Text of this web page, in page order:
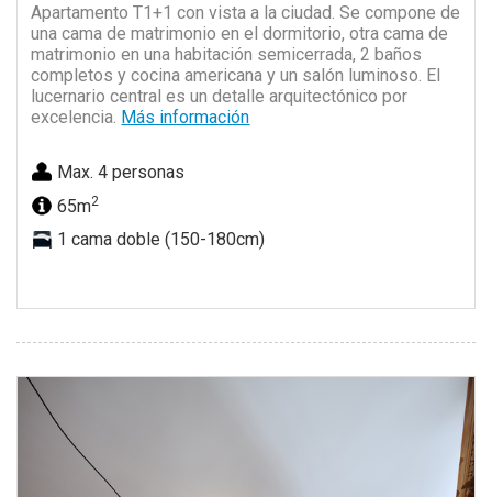
Apartamento T1+1 con vista a la ciudad. Se compone de
una cama de matrimonio en el dormitorio, otra cama de
matrimonio en una habitación semicerrada, 2 baños
completos y cocina americana y un salón luminoso. El
lucernario central es un detalle arquitectónico por
excelencia. Más información
Max. 4 personas
65m2
1 cama doble (150-180cm)